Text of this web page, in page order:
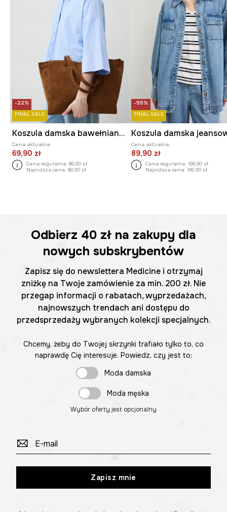
-22%
FINAL SALE
Koszula damska bawełniana z elastanem
Cena aktualna:
69,90 zł
Cena regularna: 89,90 zł
Najniższa cena: 89,90 zł
-55%
FINAL SALE
Cena aktualna:
89,90 zł
Cena regularna: 199,90 zł
Najniższa cena: 199,90 zł
Odbierz 40 zł na zakupy dla
nowych subskrybentów
Zapisz się do newslettera Medicine i otrzymaj
zniżkę na Twoje zamówienie za min. 200 zł. Nie
przegap informacji o rabatach, wyprzedażach,
najnowszych trendach ani dostępu do
przedsprzedaży wybranych kolekcji specjalnych.
Chcemy, żeby do Twojej skrzynki trafiało tylko to, co
naprawdę Cię interesuje. Powiedz, czy jest to:
Moda damska
Moda męska
Wybór oferty jest opcjonalny
Zapisz mnie